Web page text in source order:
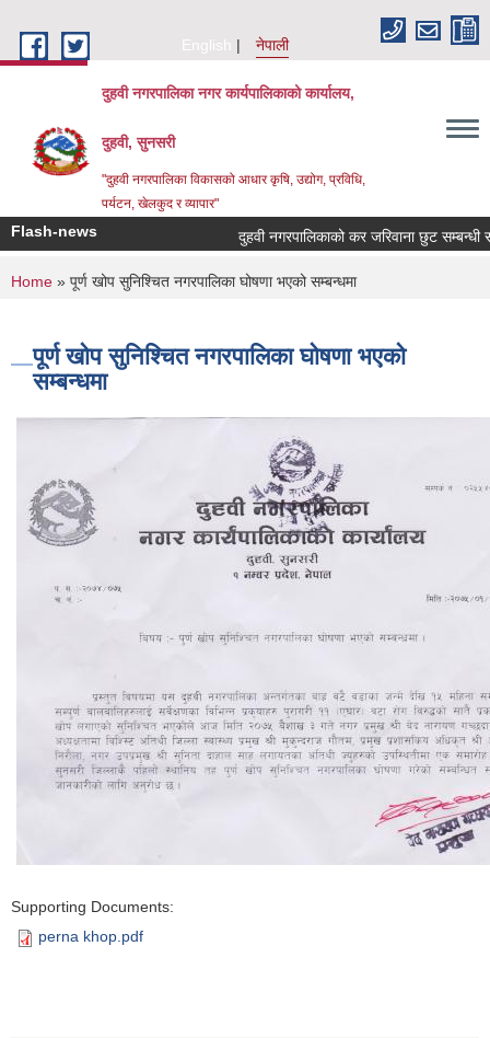
English
नेपाली
दुहवी नगरपालिका नगर कार्यपालिकाको कार्यालय,
दुहवी, सुनसरी
"दुहवी नगरपालिका विकासको आधार कृषि, उद्योग, प्रविधि,
पर्यटन, खेलकुद र व्यापार"
Flash-news दुहवी नगरपालिकाको कर जरिवाना छुट
You are here
Home » पूर्ण खोप सुनिश्चित नगरपालिका घोषणा भएको सम्बन्धमा
पूर्ण खोप सुनिश्चित नगरपालिका घोषणा भएको
सम्बन्धमा
Supporting Documents:
perna khop.pdf